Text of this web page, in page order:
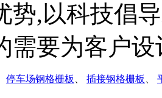
势,以科技倡
需要为客户
停车场钢格栅板 、 插接钢格栅板 、